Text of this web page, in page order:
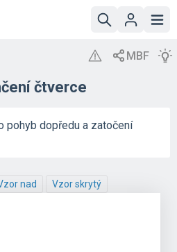
čtverce
pohyb dopředu a zatočení
nad Vzor skrytý